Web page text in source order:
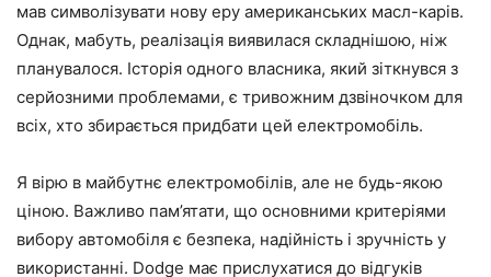
мав символізувати нову еру американських масл-карів.
Однак, мабуть, реалізація виявилася складнішою, ніж
планувалося. Історія одного власника, який зіткнувся з
серйозними проблемами, є тривожним дзвіночком для
всіх, хто збирається придбати цей електромобіль.
Я вірю в майбутнє електромобілів, але не будь-якою
ціною. Важливо пам’ятати, що основними критеріями
вибору автомобіля є безпека, надійність і зручність у
використанні. Dodge має прислухатися до відгуків